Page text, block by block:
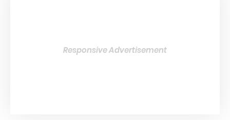
Responsive Advertisement